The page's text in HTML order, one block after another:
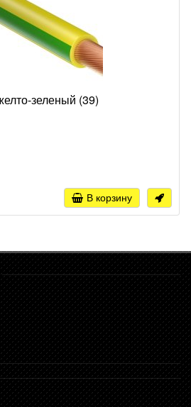
зеленый (39)
В корзину